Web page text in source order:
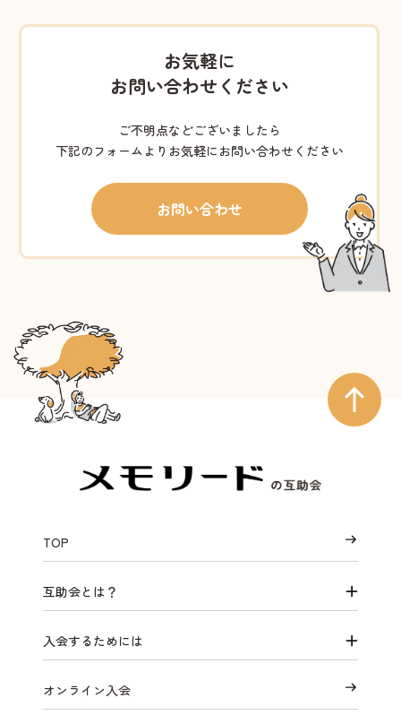
お気軽に
お問い合わせください
ご不明点などございましたら
下記のフォームよりお気軽にお問い合わせください
お問い合わせ
TOP
互助会とは？
入会するためには
オンライン入会